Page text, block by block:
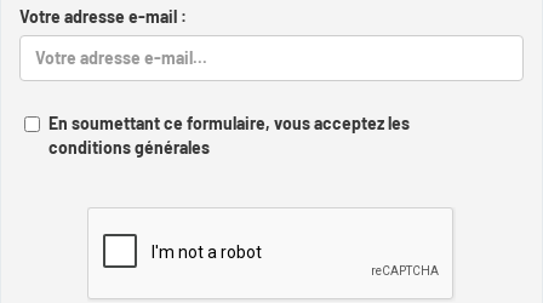
Votre adresse e-mail :
En soumettant ce formulaire, vous acceptez les
conditions générales